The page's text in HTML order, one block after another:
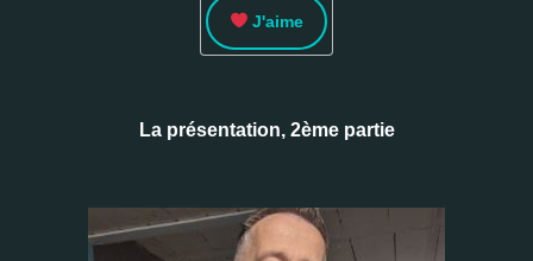
J'aime
La présentation, 2ème partie